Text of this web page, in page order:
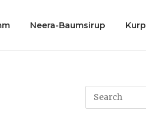
Neera-Baumsirup
Search